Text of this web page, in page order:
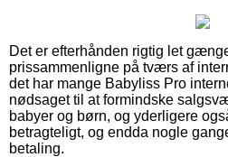
Det er efterhånden rigtig let
prissammenligne på tværs af
det har mange Babyliss Pro
nødsaget til at formindske
babyer og børn, og yderligere
betragteligt, og endda nogle
betaling.